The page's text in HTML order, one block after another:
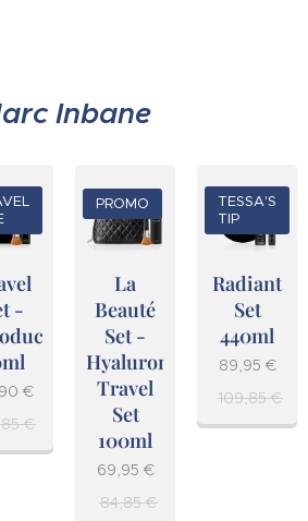
Inbane
-
€
€
La
Beauté
Set -
Hyaluronic
Travel
Set
100ml
PROMO
69,95 €
84,85€
Radiant
Set
440ml
TESSA'S
TIP
89,95 €
109,85€